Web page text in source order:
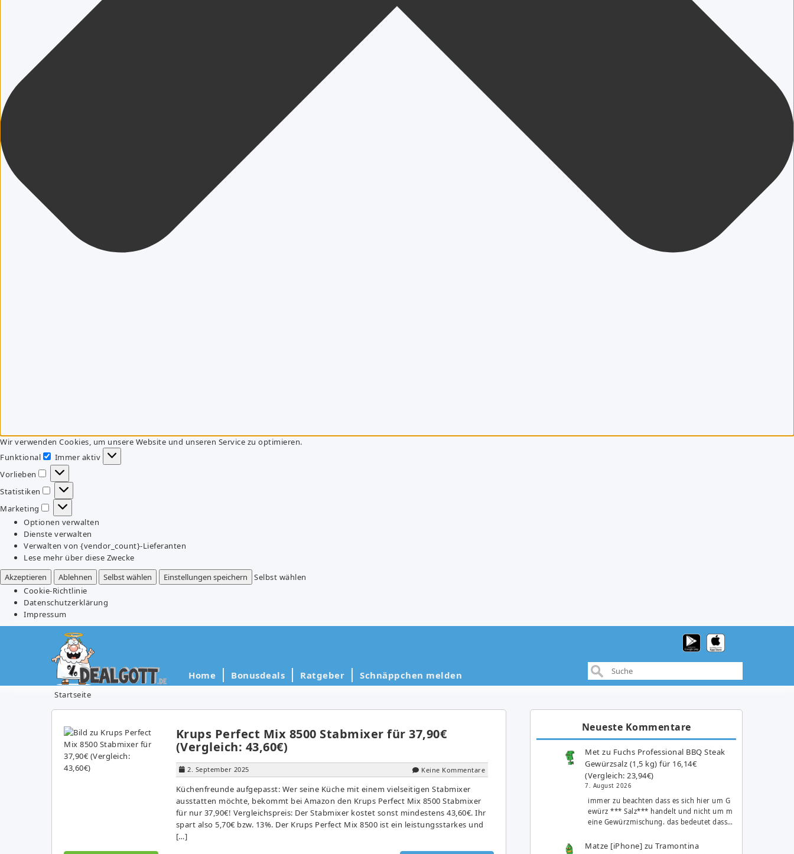
Wir verwenden Cookies, um unsere Website und unseren Service zu optimieren.
Funktional
Funktional
Immer aktiv
Vorlieben
Vorlieben
Statistiken
Statistiken
Marketing
Marketing
Optionen verwalten
Dienste verwalten
Verwalten von {vendor_count}-Lieferanten
Lese mehr über diese Zwecke
Akzeptieren
Ablehnen Selbst wählen Einstellungen speichern
Selbst wählen
Cookie-Richtlinie
Datenschutzerklärung
Impressum
Home Bonusdeals Ratgeber Schnäppchen melden
Startseite
Krups Perfect Mix 8500 Stabmixer für 37,90€
(Vergleich: 43,60€)
2. September 2025 Keine Kommentare
Küchenfreunde aufgepasst: Wer seine Küche mit einem vielseitigen Stabmixer
ausstatten möchte, bekommt bei Amazon den Krups Perfect Mix 8500 Stabmixer
für nur 37,90€! Vergleichspreis: Der Stabmixer kostet sonst mindestens 43,60€. Ihr
spart also 5,70€ bzw. 13%. Der Krups Perfect Mix 8500 ist ein leistungsstarkes und
[…]
Neueste Kommentare
Met zu Fuchs Professional BBQ Steak
Gewürzsalz (1,5 kg) für 16,14€
(Vergleich: 23,94€)
7. August 2026
immer zu beachten dass es sich hier um G
ewürz *** Salz*** handelt und nicht um m
eine Gewürzmischung. das bedeutet dass…
Matze [iPhone] zuTramontina